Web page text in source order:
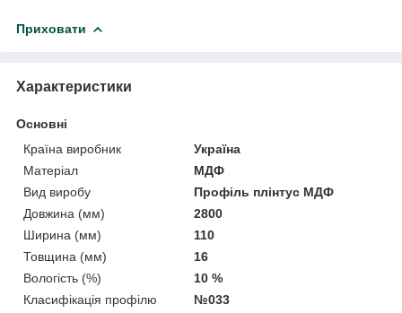
Приховати
Характеристики
Основні
Країна виробник
Україна
Матеріал
МДФ
Вид виробу
Профіль плінтус МДФ
Довжина (мм)
2800
Ширина (мм)
110
Товщина (мм)
16
Вологість (%)
10 %
Класифікація профілю
№033